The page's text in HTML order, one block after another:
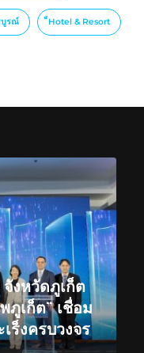
บูรณ์ ็Hotel & Resort
จังหวัดภูเก็ต
ภูเก็ต” เชื่อม
ร็งครบวงจร